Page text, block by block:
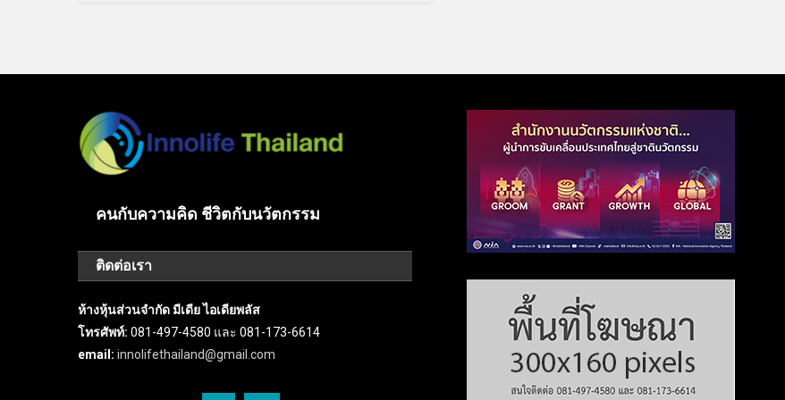
คนกับความคิด ชีวิตกับนวัตกรรม
ติดต่อเรา
ห้างหุ้นส่วนจำกัด มีเดีย ไอเดียพลัส
โทรศัพท์: 081-497-4580 และ 081-173-6614
email: innolifethailand@gmail.com